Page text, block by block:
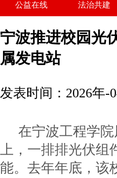
公益在线 法治共建
宁波推进校园光
属发电站
发表时间：2026年-
在宁波工程学
上，一排排光伏组
能。去年年底，该